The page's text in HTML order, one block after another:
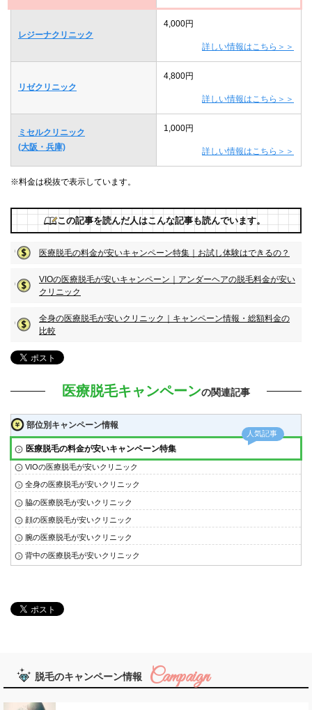
レジーナクリニック
4,000円
詳しい情報はこちら＞＞
リゼクリニック
4,800円
詳しい情報はこちら＞＞
ミセルクリニック
(大阪・兵庫)
1,000円
詳しい情報はこちら＞＞
※料金は税抜で表示しています。
この記事を読んだ人はこんな記事も読んでいます。
医療脱毛の料金が安いキャンペーン特集｜お試し体験はできるの？
VIOの医療脱毛が安いキャンペーン｜アンダーヘアの脱毛料金が安い
クリニック
全身の医療脱毛が安いクリニック｜キャンペーン情報・総額料金の
比較
医療脱毛キャンペーンの関連記事
部位別キャンペーン情報
医療脱毛の料金が安いキャンペーン特集
VIOの医療脱毛が安いクリニック
全身の医療脱毛が安いクリニック
脇の医療脱毛が安いクリニック
顔の医療脱毛が安いクリニック
腕の医療脱毛が安いクリニック
背中の医療脱毛が安いクリニック
脱毛のキャンペーン情報